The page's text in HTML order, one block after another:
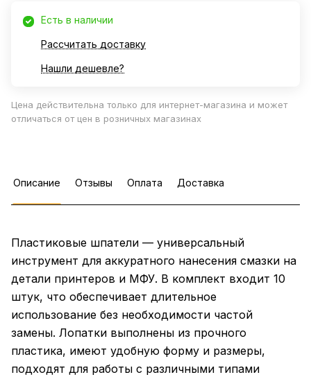
Есть в наличии
Рассчитать доставку
Нашли дешевле?
Цена действительна только для интернет-магазина и может
отличаться от цен в розничных магазинах
Описание Отзывы Оплата Доставка
Пластиковые шпатели — универсальный
инструмент для аккуратного нанесения смазки на
детали принтеров и МФУ. В комплект входит 10
штук, что обеспечивает длительное
использование без необходимости частой
замены. Лопатки выполнены из прочного
пластика, имеют удобную форму и размеры,
подходят для работы с различными типами